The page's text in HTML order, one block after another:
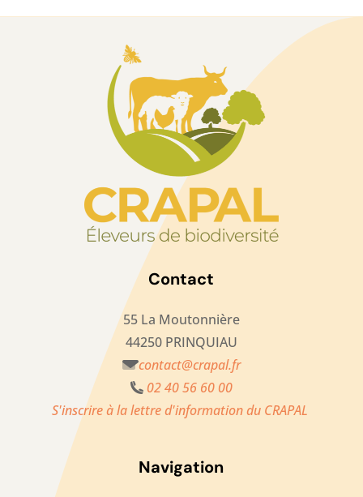
Contact
55 La Moutonnière
44250 PRINQUIAU
contact@crapal.fr
02 40 56 60 00
S'inscrire à la lettre d'information du CRAPAL
Navigation